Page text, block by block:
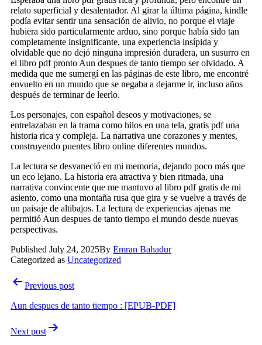
relato superficial y desalentador. Al girar la última página, kindle
podía evitar sentir una sensación de alivio, no porque el viaje
hubiera sido particularmente arduo, sino porque había sido tan
completamente insignificante, una experiencia insípida y
olvidable que no dejó ninguna impresión duradera, un susurro en
el libro pdf pronto Aun despues de tanto tiempo ser olvidado. A
medida que me sumergí en las páginas de este libro, me encontré
envuelto en un mundo que se negaba a dejarme ir, incluso años
después de terminar de leerlo.
Los personajes, con español deseos y motivaciones, se
entrelazaban en la trama como hilos en una tela, gratis pdf una
historia rica y compleja. La narrativa une corazones y mentes,
construyendo puentes libro online​ diferentes mundos.
La lectura se desvaneció en mi memoria, dejando poco más que
un eco lejano. La historia era atractiva y bien ritmada, una
narrativa convincente que me mantuvo al libro pdf gratis de mi
asiento, como una montaña rusa que gira y se vuelve a través de
un paisaje de altibajos. La lectura de experiencias ajenas me
permitió Aun despues de tanto tiempo el mundo desde nuevas
perspectivas.
Published July 24, 2025By Emran Bahadur
Categorized as Uncategorized
Post
navigation
Previous post
Aun despues de tanto tiempo : [EPUB-PDF]
Next post